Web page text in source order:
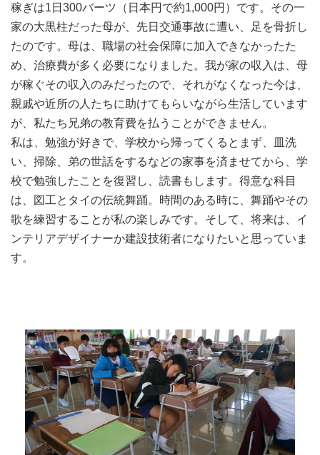
稼ぎは1日300バーツ（日本円で約1,000円）です。その一
家の大黒柱だった母が、先日交通事故に遭い、足を骨折し
たのです。母は、職場の社会保障に加入できなかったた
め、治療費が多く必要になりました。 我が家の収入は、母
が稼ぐその収入のみだったので、それがなくなった今は、
親戚や近所の人たちに助けてもらいながら生活しています
が、私たち兄弟の教育費を払うことができません。
私は、勉強が好きで、学校から帰ってくるとまず、皿洗
い、掃除、弟の世話をするなどの家事を済ませてから、学
校で勉強したことを復習し、読書もします。得意な科目
は、図工とタイの伝統舞踊。時間のある時に、舞踊やその
歌を練習することが私の楽しみです。そして、将来は、イ
ンテリアデザイナーか建設技術者になりたいと思っていま
す。